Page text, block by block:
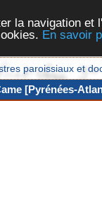
la navigation
En savoir
paroissiaux et
[Pyrénées-